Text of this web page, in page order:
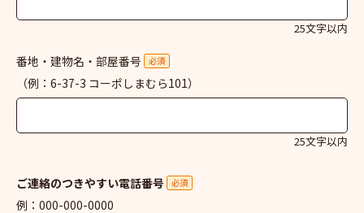
25文字以内
番地・建物名・部屋番号 必須
（例：6-37-3 コーポしまむら101）
25文字以内
ご連絡のつきやすい電話番号 必須
例：000-000-0000